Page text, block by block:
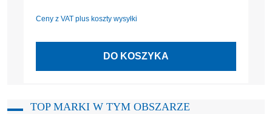
Ceny z VAT plus koszty wysyłki
DO KOSZYKA
TOP MARKI W TYM OBSZARZE